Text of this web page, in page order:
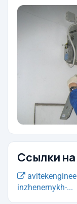
Ссылки
inzhenernykh-...